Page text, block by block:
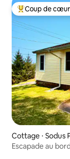
Coups de cœur
Coup de
Cottage ⋅ Sodus
Escapade au